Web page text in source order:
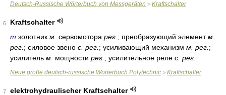
Deutsch-Russische Wörterbuch von Messgeräten > Kraftschalter
6
Kraftschalter
m золотник м. сервомотора рег. ; преобразующий элементм.
рег. ; силовое звено с. рег. ; усиливающий механизм м. рег. ;
усилитель м. мощности рег. ; усилительное реле с. рег.
Neue große deutsch-russische Wörterbuch Polytechnic > Kraftschalter
7
elektrohydraulischer Kraftschalter